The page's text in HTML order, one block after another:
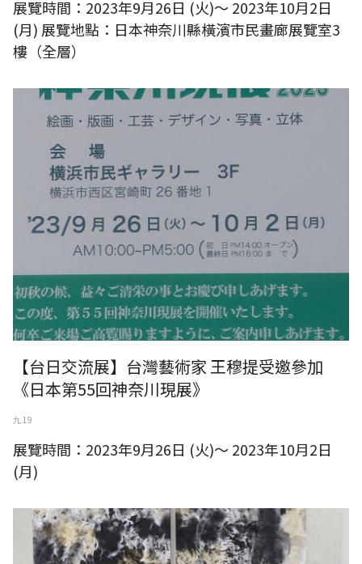
展覽時間：2023年9月26日 (火)～ 2023年10月2日
(月) 展覽地點：日本神奈川縣橫濱市民畫廊展覽室3
樓（全層）
【台日交流展】台灣藝術家 王穆提受邀參加
《日本第55回神奈川現展》
九 19
展覽時間：2023年9月26日 (火)～ 2023年10月2日
(月)